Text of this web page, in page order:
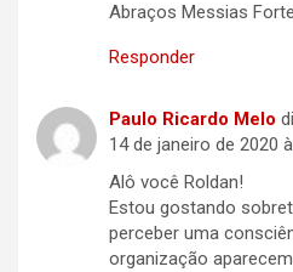
Abraços Messias
Responder
Paulo Ricardo Melo
14 de janeiro de 2020
Alô você Roldan!
Estou gostando
perceber uma
organização